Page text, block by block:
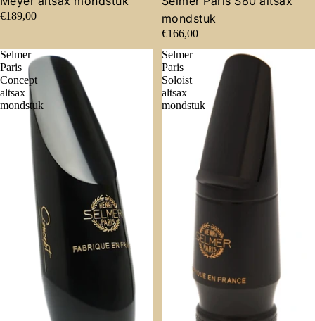
€189,00
mondstuk
€166,00
Selmer
Paris
Concept
altsax
mondstuk
Selmer
Paris
Soloist
altsax
mondstuk